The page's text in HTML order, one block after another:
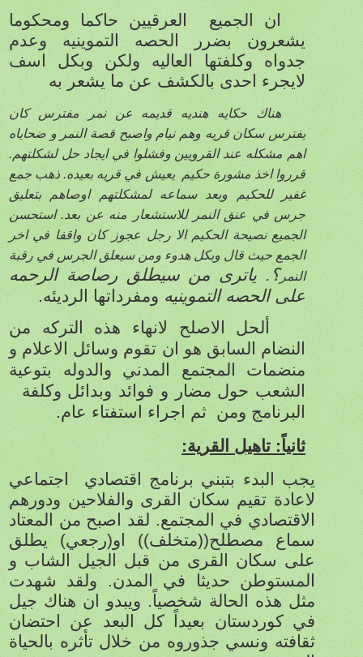
ان الجميع
العرقيين حاكما ومحكوما
يشعرون بضرر الحصه التموينيه وعدم
جدواه وكلفتها العاليه ولكن وبكل اسف
لايجرء احدى بالكشف عن ما يشعر به
هناك حكايه هنديه قديمه عن نمر مفترس كان
يفترس سكان قريه وهم نيام واصبح قصة النمر و ضحاياه
اهم مشكله عند القرويين وفشلوا في ايجاد حل لشكلتهم.
قرروا اخذ مشورة حكيم
يعيش في قريه بعيده. ذهب جمع
غفير للحكيم وبعد سماعه لمشكلتهم اوصاهم بتعليق
جرس في عنق النمر للاستشعار منه عن بعد. استحسن
الجميع نصيحة الحكيم الا رجل عجوز كان واقفا في اخر
الجمع حيث قال وبكل هدوء ومن سيعلق الجرس في رقبة
النمر ؟. ياترى من سيطلق رصاصة الرحمه
على الحصه التموينيه ومفرداتها الرديئه.
ألحل الاصلح لانهاء هذه التركه من
النضام السابق هو ان تقوم وسائل الاعلام و
منضمات المجتمع المدني والدوله بتوعية
الشعب حول مضار و فوائد وبدائل وكلفة
البرنامج ومن ثم اجراء استفتاء عام.
ثانياً: تاهيل القرية:
يجب البدء بتبني برنامج اقتصادي
اجتماعي
لاعادة تقيم سكان القرى والفلاحين ودورهم
الاقتصادي في المجتمع. لقد اصبح من المعتاد
سماع مصطلح((متخلف)) او(رجعي) يطلق
على سكان القرى من قبل الجيل الشاب و
المستوطن حديثا في المدن.
ولقد شهدت
مثل هذه الحالة شخصياً. ويبدو ان هناك جيل
في كوردستان بعيداً كل البعد عن احتضان
ثقافته ونسي جذوروه من خلال تأثره بالحياة